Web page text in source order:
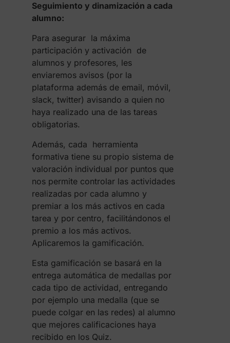
Seguimiento y dinamización a cada
alumno:
Para asegurar la máxima
participación y activación de
alumnos y profesores, les
enviaremos avisos (por la
plataforma además de email, móvil,
slack, twitter) avisando a quien no
haya realizado una de las tareas
obligatorias.
Además, cada herramienta
formativa tiene su propio sistema de
valoración individual por puntos que
nos permite controlar las actividades
realizadas por cada alumno y
premiar a los más activos en cada
tarea y por centro, facilitándonos el
premio a los más activos.
Aplicaremos la gamificación.
Esta gamificación se basará en la
entrega automática de medallas por
cada tipo de actividad, entregando
por ejemplo una medalla (que se
puede colgar en las redes) al alumno
que mejores calificaciones haya
recibido en los Quiz.